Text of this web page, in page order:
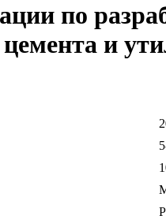
по
и